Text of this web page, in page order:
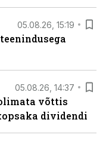
05.08.26, 15:19
05.08.26, 14:37
võttis
dividendi